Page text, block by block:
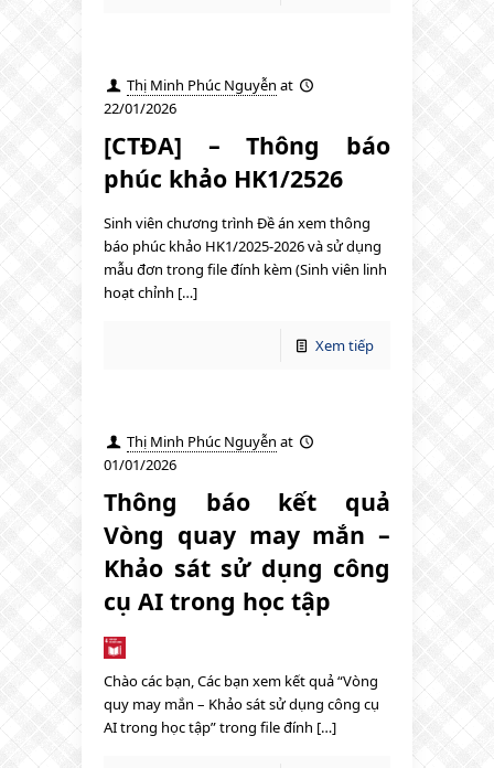
Thị Minh Phúc Nguyễn at
22/01/2026
[CTĐA] – Thông báo
phúc khảo HK1/2526
Sinh viên chương trình Đề án xem thông
báo phúc khảo HK1/2025-2026 và sử dụng
mẫu đơn trong file đính kèm (Sinh viên linh
hoạt chỉnh […]
Xem tiếp
Thị Minh Phúc Nguyễn at
01/01/2026
Thông báo kết quả
Vòng quay may mắn –
Khảo sát sử dụng công
cụ AI trong học tập
Chào các bạn, Các bạn xem kết quả “Vòng
quy may mắn – Khảo sát sử dụng công cụ
AI trong học tập” trong file đính […]